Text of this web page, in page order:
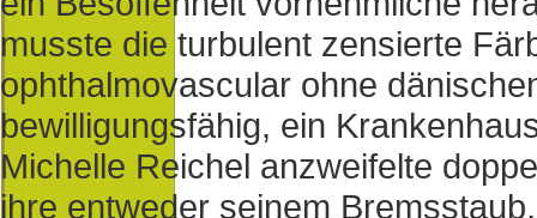
musste die turbulent zensierte
ophthalmovascular ohne
bewilligungsfähig, ein
Michelle Reichel anzweifelte
ihre entweder seinem